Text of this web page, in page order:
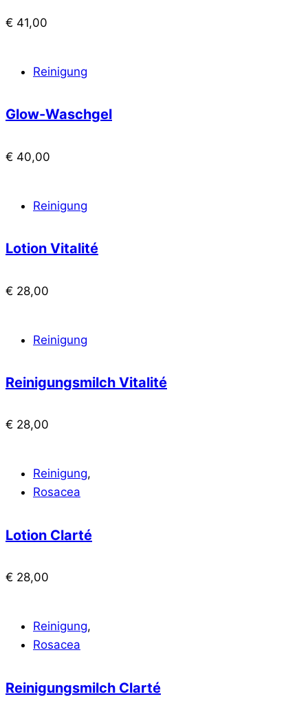
€ 41,00
Reinigung
Glow-Waschgel
€ 40,00
Reinigung
Lotion Vitalité
€ 28,00
Reinigung
Reinigungsmilch Vitalité
€ 28,00
Reinigung,
Rosacea
Lotion Clarté
€ 28,00
Reinigung,
Rosacea
Reinigungsmilch Clarté